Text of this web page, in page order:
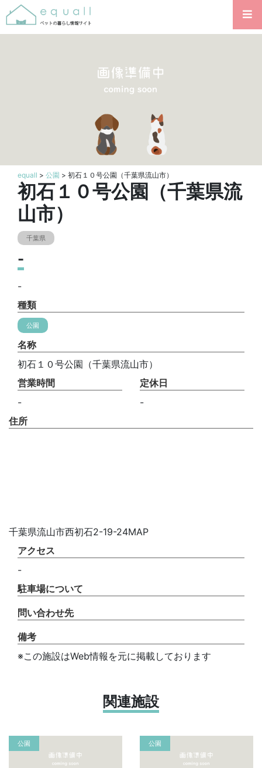
equall > 公園 > 初石１０号公園（千葉県流山市）
初石１０号公園（千葉県流
山市）
千葉県
-
-
種類
公園
名称
初石１０号公園（千葉県流山市）
営業時間
-
定休日
-
住所
千葉県流山市西初石2-19-24MAP
アクセス
-
駐車場について
問い合わせ先
備考
※この施設はWeb情報を元に掲載しております
関連施設
公園 公園